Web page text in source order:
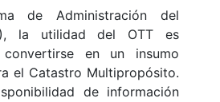
de Administración del
la utilidad del OTT es
en un insumo
el Catastro Multipropósito.
de información